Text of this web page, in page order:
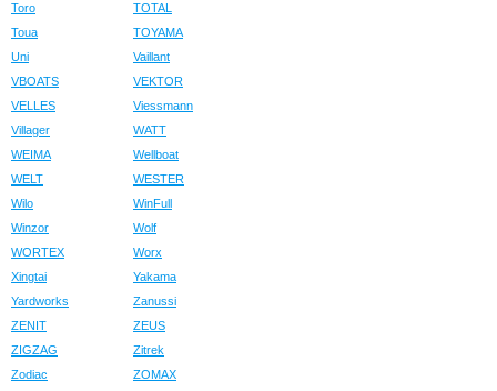
Toro
TOTAL
Toua
TOYAMA
Uni
Vaillant
VBOATS
VEKTOR
VELLES
Viessmann
Villager
WATT
WEIMA
Wellboat
WELT
WESTER
Wilo
WinFull
Winzor
Wolf
WORTEX
Worx
Xingtai
Yakama
Yardworks
Zanussi
ZENIT
ZEUS
ZIGZAG
Zitrek
Zodiac
ZOMAX